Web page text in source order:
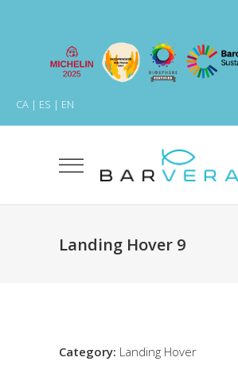
CA | ES | EN
Landing Hover 9
Category: Landing Hover